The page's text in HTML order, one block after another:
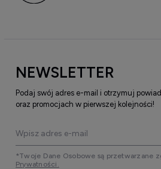
NEWSLETTER
Podaj swój adres e-mail i otrzymuj
oraz promocjach w pierwszej kolejności!
*Twoje Dane Osobowe są przetwarzane
Prywatności.